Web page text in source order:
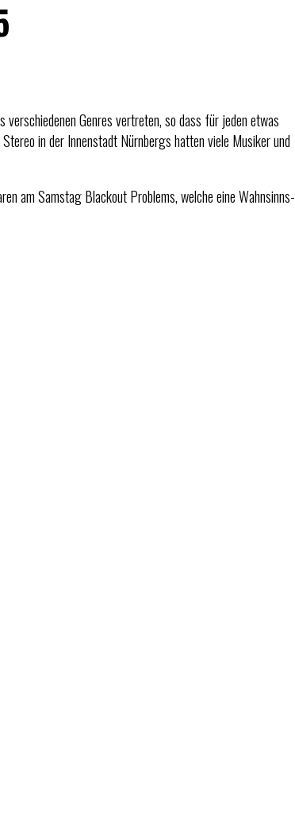
Genres vertreten, so dass für jeden etwas
in der Innenstadt Nürnbergs hatten viele Musiker und
am Samstag Blackout Problems, welche eine Wahnsinns-